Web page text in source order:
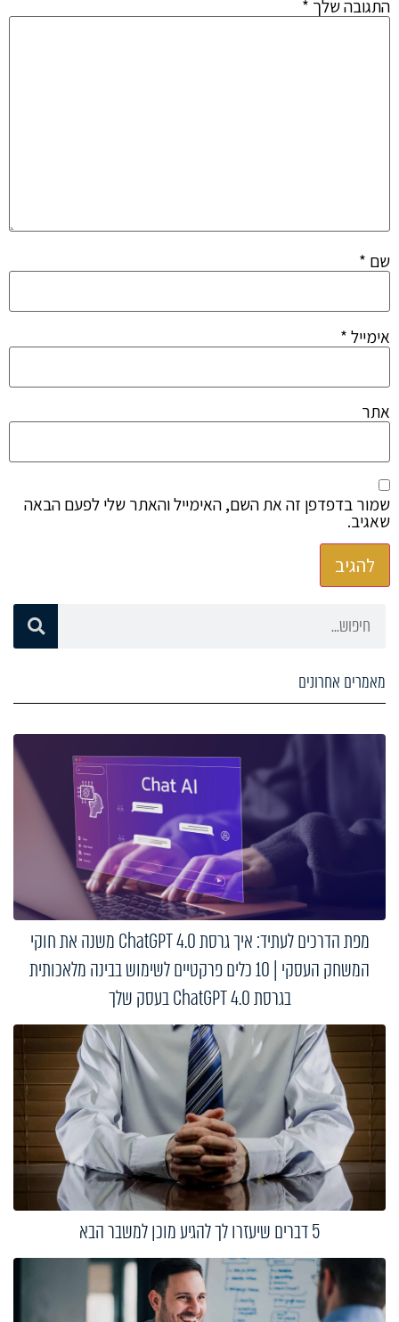
התגובה שלך *
שם *
אימייל*
אתר
שמור בדפדפן זה את השם, האימייל והאתר שלי לפעם הבאה
שאגיב.
מאמרים אחרונים
מפת הדרכים לעתיד: איך גרסת ChatGPT 4.0 משנה את חוקי
המשחק העסקי | 10 כלים פרקטיים לשימוש בבינה מלאכותית
בגרסת ChatGPT 4.0 בעסק שלך
5 דברים שיעזרו לך להגיע מוכן למשבר הבא